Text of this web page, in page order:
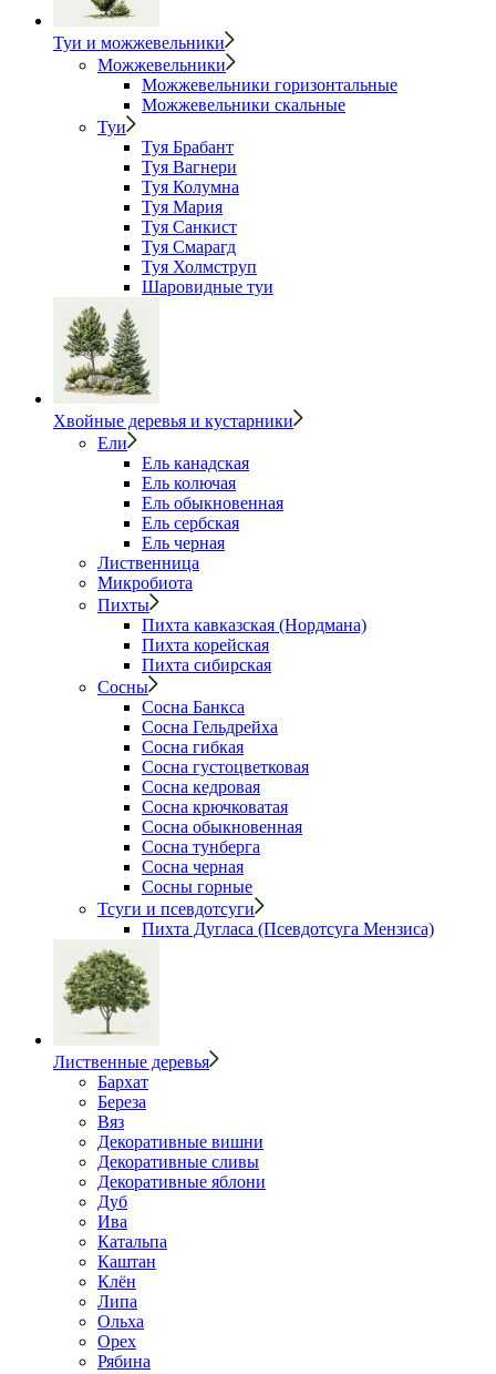
Туи и можжевельники
Можжевельники
Можжевельники горизонтальные
Можжевельники скальные
Туи
Туя Брабант
Туя Вагнери
Туя Колумна
Туя Мария
Туя Санкист
Туя Смарагд
Туя Холмструп
Шаровидные туи
Хвойные деревья и кустарники
Ели
Ель канадская
Ель колючая
Ель обыкновенная
Ель сербская
Ель черная
Лиственница
Микробиота
Пихты
Пихта кавказская (Нордмана)
Пихта корейская
Пихта сибирская
Сосны
Сосна Банкса
Сосна Гельдрейха
Сосна гибкая
Сосна густоцветковая
Сосна кедровая
Сосна крючковатая
Сосна обыкновенная
Сосна тунберга
Сосна черная
Сосны горные
Тсуги и псевдотсуги
Пихта Дугласа (Псевдотсуга Мензиса)
Лиственные деревья
Бархат
Береза
Вяз
Декоративные вишни
Декоративные сливы
Декоративные яблони
Дуб
Ива
Катальпа
Каштан
Клён
Липа
Ольха
Орех
Рябина